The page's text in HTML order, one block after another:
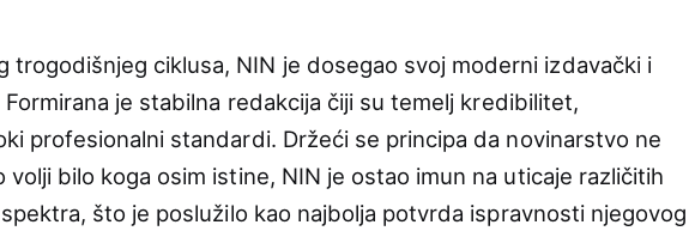
trogodišnjeg ciklusa, NIN je dosegao svoj moderni izdavački i
je stabilna redakcija čiji su temelj kredibilitet,
profesionalni standardi. Držeći se principa da novinarstvo ne
bilo koga osim istine, NIN je ostao imun na uticaje različitih
što je poslužilo kao najbolja potvrda ispravnosti njegovog